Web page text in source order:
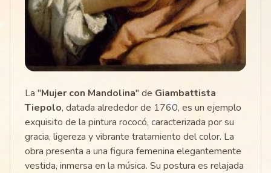
La "Mujer con Mandolina" de Giambattista
Tiepolo, datada alrededor de 1760, es un ejemplo
exquisito de la pintura rococó, caracterizada por su
gracia, ligereza y vibrante tratamiento del color. La
obra presenta a una figura femenina elegantemente
vestida, inmersa en la música. Su postura es relajada